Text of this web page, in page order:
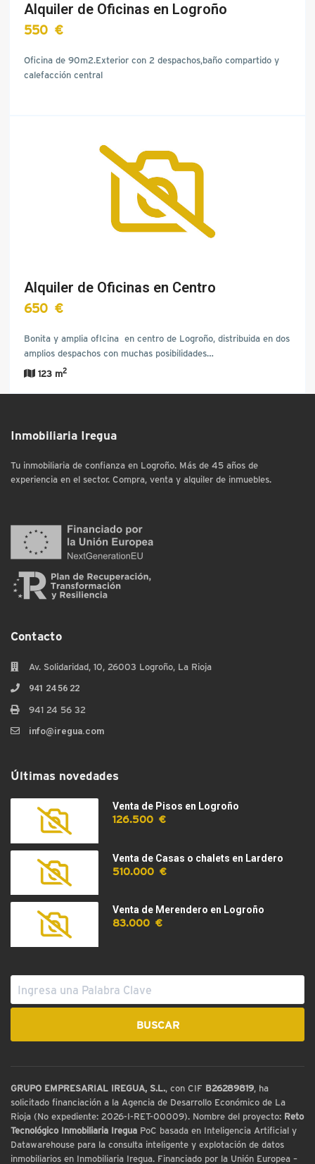
Alquiler de Oficinas en Logroño
550 €
Oficina de 90m2.Exterior con 2 despachos,baño compartido y
calefacción central
Alquiler de Oficinas en Centro
650 €
Bonita y amplia ofIcina en centro de Logroño, distribuida en dos
amplios despachos con muchas posibilidades…
123 m2
Inmobiliaria Iregua
Tu inmobiliaria de confianza en Logroño. Más de 45 años de
experiencia en el sector. Compra, venta y alquiler de inmuebles.
Contacto
Av. Solidaridad, 10, 26003 Logroño, La Rioja
941 24 56 22
941 24 56 32
info@iregua.com
Últimas novedades
Venta de Pisos en Logroño
126.500 €
Venta de Casas o chalets en Lardero
510.000 €
Venta de Merendero en Logroño
83.000 €
GRUPO EMPRESARIAL IREGUA, S.L., con CIF B26289819, ha
solicitado financiación a la Agencia de Desarrollo Económico de La
Rioja (No expediente: 2026-I-RET-00009). Nombre del proyecto: Reto
Tecnológico Inmobiliaria Iregua PoC basada en Inteligencia Artificial y
Datawarehouse para la consulta inteligente y explotación de datos
inmobiliarios en Inmobiliaria Iregua. Financiado por la Unión Europea –